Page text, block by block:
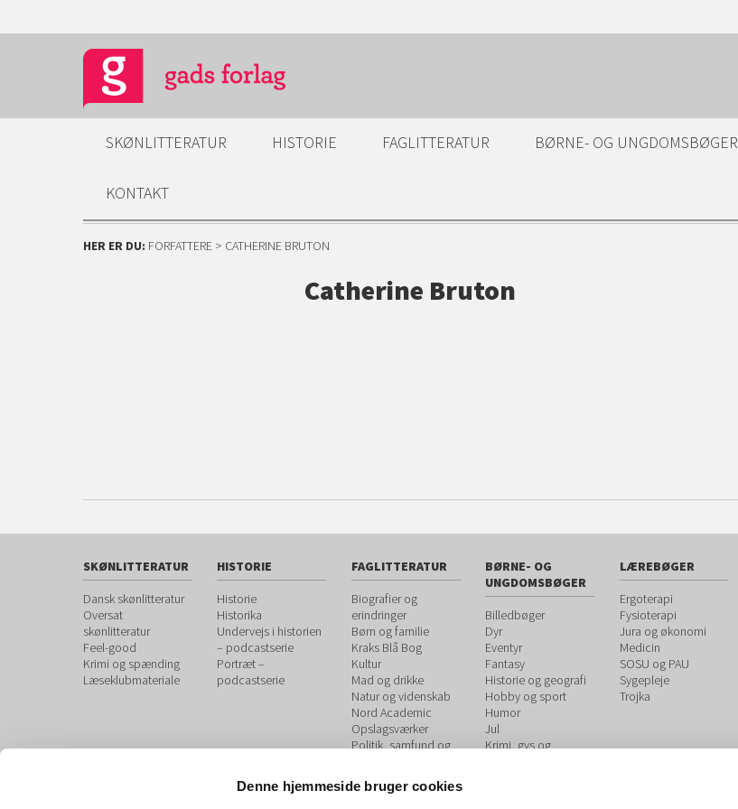
Denne hjemmeside bruger cookies
SKØNLITTERATUR HISTORIE FAGLITTERATUR BØRNE- OG UNGDOMSBØGER
KONTAKT
HER ER DU: FORFATTERE > CATHERINE BRUTON
Catherine Bruton
SKØNLITTERATUR
Dansk skønlitteratur
Oversat
skønlitteratur
Feel-good
Krimi og spænding
Læseklubmateriale
HISTORIE
Historie
Historika
Undervejs i historien
– podcastserie
Portræt –
podcastserie
FAGLITTERATUR
Biografier og
erindringer
Børn og familie
Kraks Blå Bog
Kultur
Mad og drikke
Natur og videnskab
Nord Academic
Opslagsværker
Politik, samfund og
Sundhed og
personlig udvikling
BØRNE- OG
UNGDOMSBØGER
Billedbøger
Dyr
Eventyr
Fantasy
Historie og geografi
Hobby og sport
Humor
Jul
Krimi, gys og
LÆREBØGER
Ergoterapi
Fysioterapi
Jura og økonomi
Medicin
SOSU og PAU
Sygepleje
Trojka